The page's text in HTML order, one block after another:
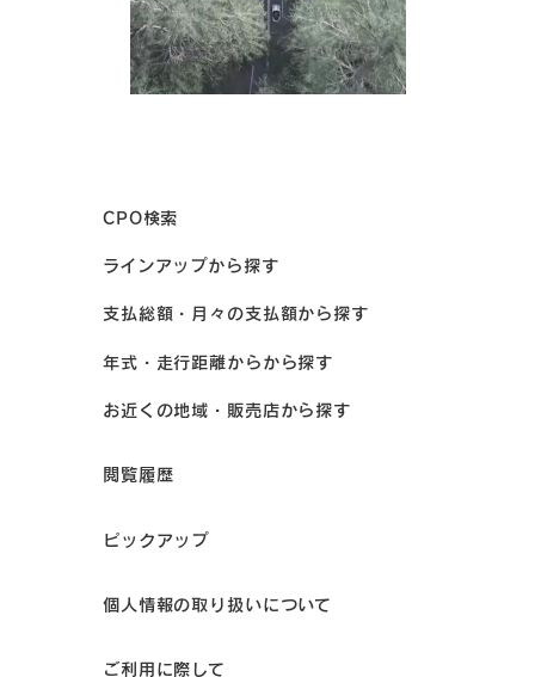
CPO検索
ラインアップから探す
支払総額・月々の支払額から探す
年式・走行距離からから探す
お近くの地域・販売店から探す
閲覧履歴
ピックアップ
個人情報の取り扱いについて
ご利用に際して